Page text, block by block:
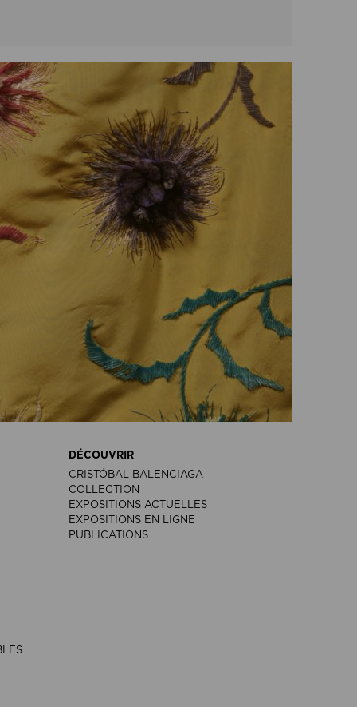
DÉCOUVRIR
CRISTÓBAL BALENCIAGA
COLLECTION
EXPOSITIONS ACTUELLES
EXPOSITIONS EN LIGNE
PUBLICATIONS